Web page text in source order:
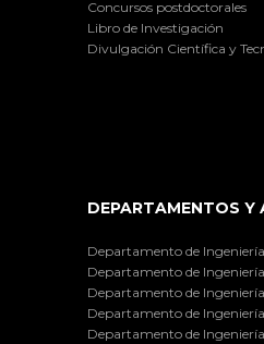
Concursos postdoctorales
Libro de Investigación
Divulgación Científica y
DEPARTAMENTOS Y
Departamento de
Departamento de
Departamento de
Departamento de
Departamento de